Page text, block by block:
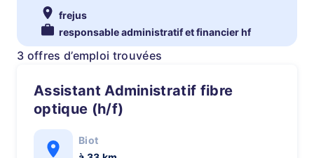
frejus
responsable administratif et financier hf
3 offres d’emploi trouvées
Assistant Administratif fibre
optique (h/f)
Biot